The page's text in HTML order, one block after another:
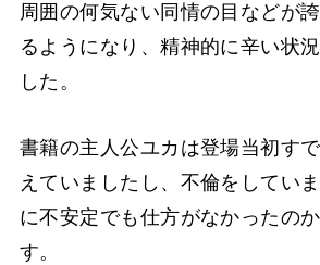
周囲の何気ない同情の目などが
るようになり、精神的に辛い状
した。
書籍の主人公ユカは登場当初す
えていましたし、不倫をしてい
に不安定でも仕方がなかったの
す。